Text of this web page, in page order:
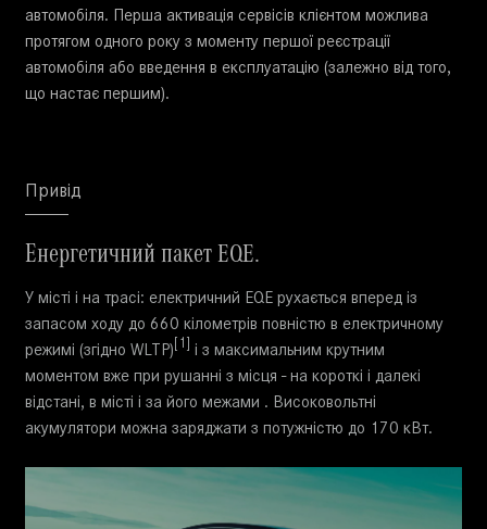
автомобіля. Перша активація сервісів клієнтом можлива
протягом одного року з моменту першої реєстрації
автомобіля або введення в експлуатацію (залежно від того,
що настає першим).
Привід
Енергетичний пакет EQE.
У місті і на трасі: електричний EQE рухається вперед із
запасом ходу до 660 кілометрів повністю в електричному
режимі (згідно WLTP)[1] і з максимальним крутним
моментом вже при рушанні з місця - на короткі і далекі
відстані, в місті і за його межами . Високовольтні
акумулятори можна заряджати з потужністю до 170 кВт.